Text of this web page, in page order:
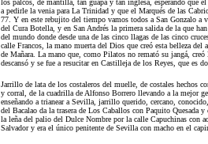
los palcos, de mantilla, tan guapa y tan inglesa, esperando que
a pedirle la venia para La Trinidad y que el Marqués de las
77. Y en este rebujito del tiempo vamos todos a San Gonzalo a
del Cura Botella, y en San Andrés la primera salida de la que
del mundo donde desde una de las cinco llagas de las cinco
calle Francos, la mano muerta del Dios que creó esta belleza del
de Mañara. La mano que, como Pilatos no remató su jangá,
descansó y se fue a resucitar en Castilleja de los Reyes, que es
Jarrillo de lata de los costaleros del muelle, de costales hechos
y corral, de la cuadrilla de Alfonso Borrero llevando a la mejor
enseñando a trianear a Sevilla, jarrillo querido, cercano,
del Bacalao da la trasera de Los Caballos con Paquito Quesada y
la leña del palio del Dulce Nombre por la calle Capuchinas con
Salvador y era el único penitente de Sevilla con macho en el